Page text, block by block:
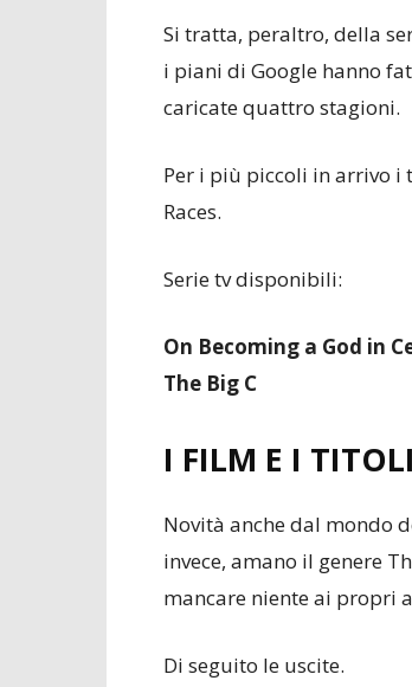
Si tratta, peraltro, della
i piani di Google hanno
caricate quattro stagioni.
Per i più piccoli in arrivo i
Races.
Serie tv disponibili:
On Becoming a God in
The Big C
I FILM E I
Novità anche dal mondo
invece, amano il genere
mancare niente ai propri
Di seguito le uscite.